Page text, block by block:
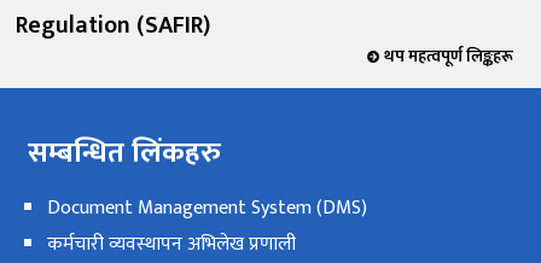
Regulation (SAFIR)
थप महत्वपूर्ण लिङ्कहरू
सम्बन्धित लिंकहरु
Document Management System (DMS)
कर्मचारी व्यवस्थापन अभिलेख प्रणाली